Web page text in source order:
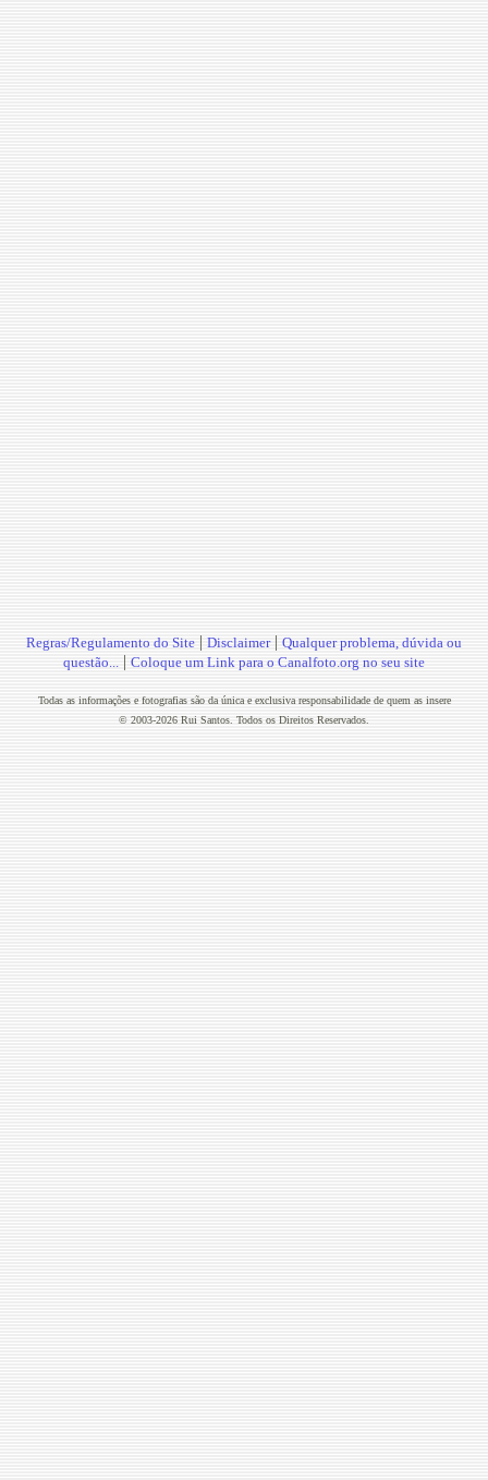
Regras/Regulamento do Site | Disclaimer| Qualquer problema, dúvida ou
questão... | Coloque um Link para o Canalfoto.org no seu site
Todas as informações e fotografias são da única e exclusiva responsabilidade de quem as insere
© 2003-2026 Rui Santos. Todos os Direitos Reservados.